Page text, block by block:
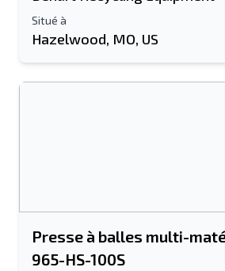
Adresse e-mail
Situé à
Hazelwood, MO, US
Presse à balles multi-
965-HS-100S
Envoyer à un ami